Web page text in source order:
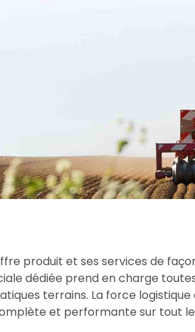
produit et ses services de
dédiée prend en charge
terrains. La force
et performante sur tout